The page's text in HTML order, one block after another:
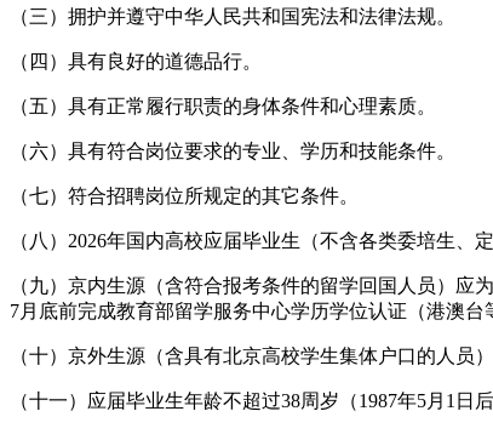
（三）拥护并遵守中华人民共和国宪法和法律法规。
（四）具有良好的道德品行。
（五）具有正常履行职责的身体条件和心理素质。
（六）具有符合岗位要求的专业、学历和技能条件。
（七）符合招聘岗位所规定的其它条件。
（八）2026年国内高校应届毕业生（不含各类委培生
（九）京内生源（含符合报考条件的留学回国人员）
7月底前完成教育部留学服务中心学历学位认证（港澳台
（十）京外生源（含具有北京高校学生集体户口的人员
（十一）应届毕业生年龄不超过38周岁（1987年5月1日